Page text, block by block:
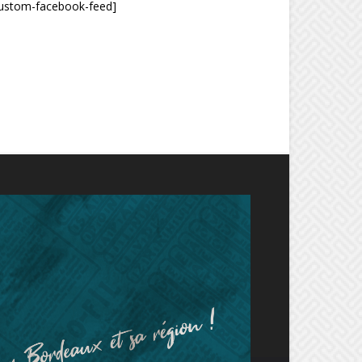
facebook-feed]